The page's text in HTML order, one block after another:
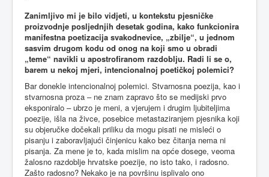
Zanimljivo mi je bilo vidjeti, u kontekstu pjesničke
proizvodnje posljednjih desetak godina, kako funkcionira
manifestna poetizacija svakodnevice, „zbilje“, u jednom
sasvim drugom kodu od onog na koji smo u obradi
„teme“ navikli u apostrofiranom razdoblju. Radi li se o,
barem u nekoj mjeri, intencionalnoj poetičkoj polemici?
Bar donekle intencionalnoj polemici. Stvarnosna poezija, kao i
stvarnosna proza – ne znam zapravo što se medijski prvo
eksponiralo – ubrzo je meni, a vjerujem i drugim ljubiteljima
poezije, išla na živce, posebice metastaziranjem pjesnika koji
su objeručke dočekali priliku da mogu pisati ne misleći o
pisanju i zaboravljajući činjenicu kako bez čitanja nema ni
pisanja. Za mene je to, kada mislim na opće dosege, veoma
žalosno razdoblje hrvatske poezije, no isto tako, i radosno.
Zašto radosno? Nekako je na površinu isplivalo ono